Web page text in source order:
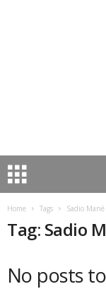
Home Tags Sadio
Tag: Sadio
No posts